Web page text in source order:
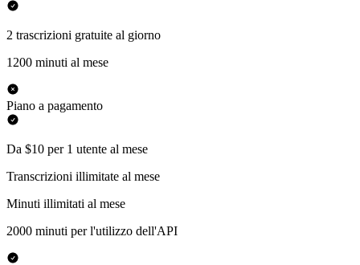
2 trascrizioni gratuite al giorno
1200 minuti al mese
Piano a pagamento
Da $10 per 1 utente al mese
Transcrizioni illimitate al mese
Minuti illimitati al mese
2000 minuti per l'utilizzo dell'API